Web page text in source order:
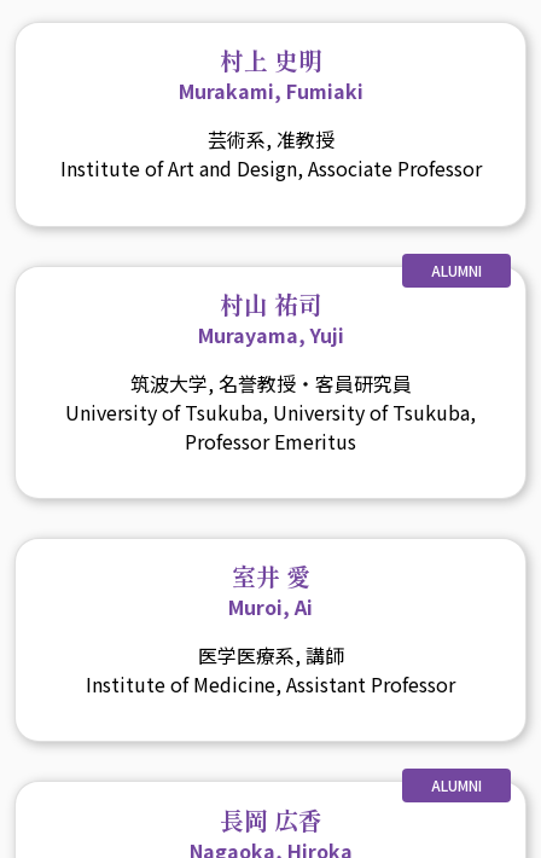
村上 史明
Murakami, Fumiaki
芸術系, 准教授
Institute of Art and Design, Associate Professor
ALUMNI
村山 祐司
Murayama, Yuji
筑波大学, 名誉教授・客員研究員
University of Tsukuba, University of Tsukuba,
Professor Emeritus
室井 愛
Muroi, Ai
医学医療系, 講師
Institute of Medicine, Assistant Professor
ALUMNI
長岡 広香
Nagaoka, Hiroka